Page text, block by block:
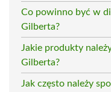
Co powinno być w
Gilberta?
Jakie produkty
Gilberta?
Jak często należy